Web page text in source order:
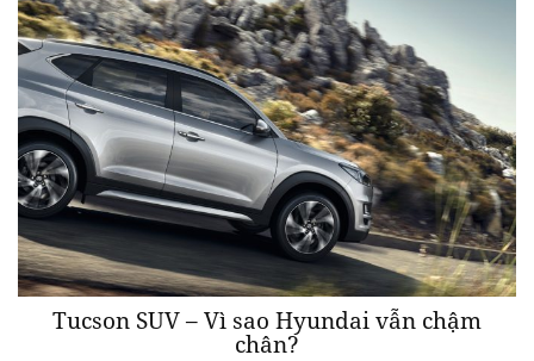
Tucson SUV – Vì sao Hyundai vẫn chậm
chân?